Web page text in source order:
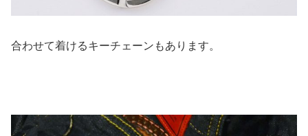
合わせて着けるキーチェーンもあります。